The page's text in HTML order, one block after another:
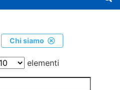
Chi siamo
elementi